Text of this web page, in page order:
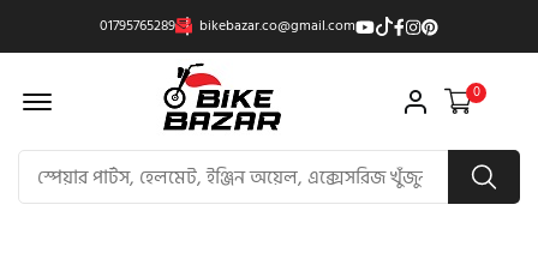
01795765289 bikebazar.co@gmail.com
Offcanvas Menu Open 0